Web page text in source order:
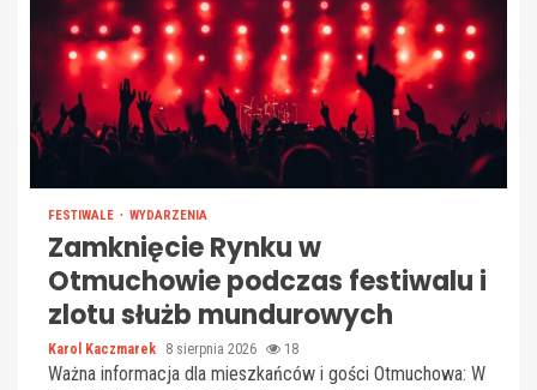
FESTIWALE WYDARZENIA
Zamknięcie Rynku w
Otmuchowie podczas festiwalu i
zlotu służb mundurowych
Karol Kaczmarek 8 sierpnia 2026 18
Ważna informacja dla mieszkańców i gości Otmuchowa: W